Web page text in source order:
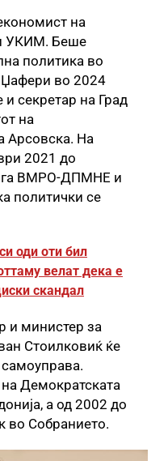
на
УКИМ. Беше
политика во
Џафери во 2024
секретар на Град
на
Арсовска. На
2021 до
ВМРО-ДПМНЕ и
политички се
оди оти бил
велат дека е
скандал
и министер за
Стоилковиќ ќе
Демократската
а од 2002 до
во Собранието.